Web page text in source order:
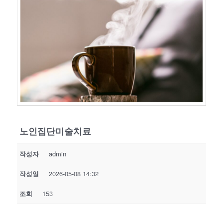
노인집단미술치료
작성자 admin
작성일 2026-05-08 14:32
조회 153